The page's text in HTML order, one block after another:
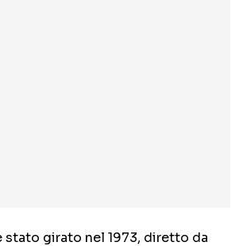
stato girato nel 1973, diretto da